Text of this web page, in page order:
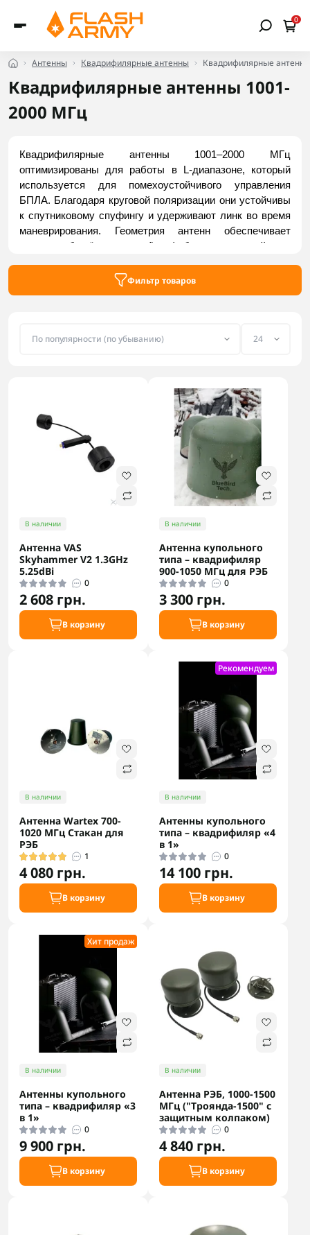
0
Антенны Квадрифилярные антенны Квадрифилярные
Квадрифилярные антенны 1001-
2000 МГц
Квадрифилярные антенны 1001–2000 МГц
оптимизированы для работы в L-диапазоне, который
используется для помехоустойчивого управления
БПЛА. Благодаря круговой поляризации они устойчивы
к спутниковому спуфингу и удерживают линк во время
маневрирования. Геометрия антенн обеспечивает
покрытие без “слепых зон”, а фабричная настройка —
телеметрии БПЛА, спутниковой навигации,
Фильтр товаров
В наличии
Антенна VAS
Skyhammer V2 1.3GHz
5.25dВi
0
2 608 грн.
В корзину
В наличии
Антенна купольного
типа – квадрифиляр
900-1050 МГц для РЭБ
0
3 300 грн.
В корзину
В наличии
Антенна Wartex 700-
1020 МГц Стакан для
РЭБ
1
4 080 грн.
В корзину
Рекомендуем
В наличии
Антенны купольного
типа – квадрифиляр «4
в 1»
0
14 100 грн.
В корзину
Хит продаж
В наличии
Антенны купольного
типа – квадрифиляр «3
в 1»
0
9 900 грн.
В корзину
В наличии
Антенна РЭБ, 1000-1500
МГц ("Троянда-1500" с
защитным колпаком)
0
4 840 грн.
В корзину